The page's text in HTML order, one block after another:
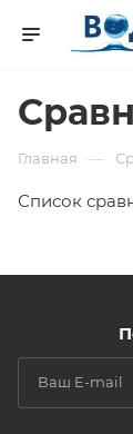
Главная —
Список